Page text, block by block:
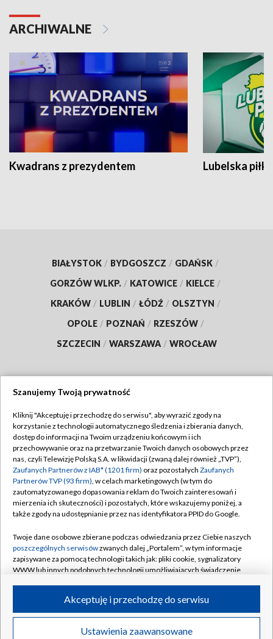
ARCHIWALNE
Kwadrans z prezydentem Lubelska piłka
BIAŁYSTOK / BYDGOSZCZ / GDAŃSK /
GORZÓW WLKP. / KATOWICE / KIELCE /
KRAKÓW / LUBLIN / ŁÓDŹ / OLSZTYN /
OPOLE / POZNAŃ / RZESZÓW /
SZCZECIN / WARSZAWA / WROCŁAW
TVP
Abonament TVP
Emisja w TVP
Centrum informacji TVP
Naziemna Telewizja Cyfrowa
Rada Programowa
System NOS
Informacje o nadawcy
Program dla prasy
Regulamin TVP
Polityka prywatności
Moje zgody
Pomoc
Kontakt
Kanały
©2026 Telewizja Polska S.A. w likwidacji
Szanujemy Twoją prywatność
Kliknij "Akceptuję i przechodzę do serwisu", aby wyrazić zgody na
korzystanie z technologii automatycznego śledzenia i zbierania danych,
dostęp do informacji na Twoim urządzeniu końcowym i ich
przechowywanie oraz na przetwarzanie Twoich danych osobowych przez
nas, czyli Telewizję Polską S.A. w likwidacji (zwaną dalej również „TVP”),
Zaufanych Partnerów z IAB* (1201 firm) oraz pozostałych Zaufanych
Partnerów TVP (93 firm), w celach marketingowych (w tym do
zautomatyzowanego dopasowania reklam do Twoich zainteresowań i
mierzenia ich skuteczności) i pozostałych, które wskazujemy poniżej, a
także zgody na udostępnianie przez nas identyfikatora PPID do Google.
Twoje dane osobowe zbierane podczas odwiedzania przez Ciebie naszych
poszczególnych serwisówzwanych dalej „Portalem”, w tym informacje
zapisywane za pomocą technologii takich jak: pliki cookie, sygnalizatory
WWW lub innych podobnych technologii umożliwiających świadczenie
ruchu w Internecie.
Twoje dane osobowe zbierane podczas odwiedzania przez Ciebie
poszczególnych serwisówna Portalu, takie jak adresy IP, identyfikatory
Ustawienia zaawansowane
Akceptuję i przechodzę do serwisu